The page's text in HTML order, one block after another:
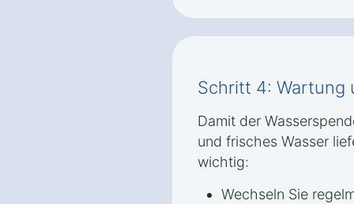
Schritt 4: Wartung
Damit der
und frisches Wasser
wichtig:
Wechseln Sie